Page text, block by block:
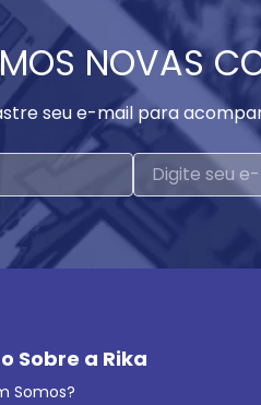
NOVAS
seu e-mail para
Sobre a Rika
Somos?